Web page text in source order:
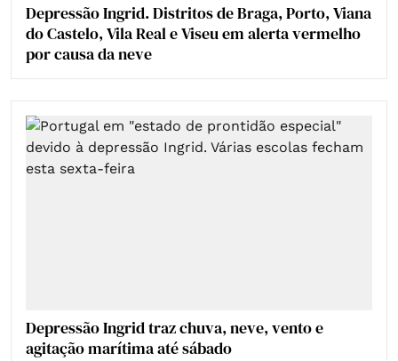
Depressão Ingrid. Distritos de Braga, Porto, Viana
do Castelo, Vila Real e Viseu em alerta vermelho
por causa da neve
Depressão Ingrid traz chuva, neve, vento e
agitação marítima até sábado